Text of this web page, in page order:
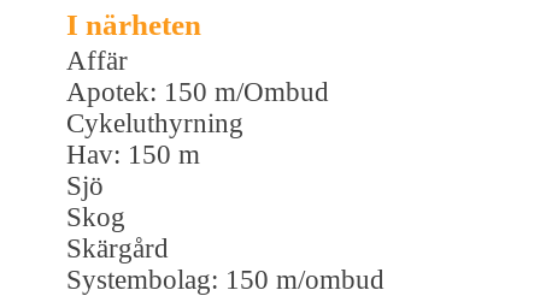
I närheten
Affär
Apotek: 150 m/Ombud
Cykeluthyrning
Hav: 150 m
Sjö
Skog
Skärgård
Systembolag: 150 m/ombud